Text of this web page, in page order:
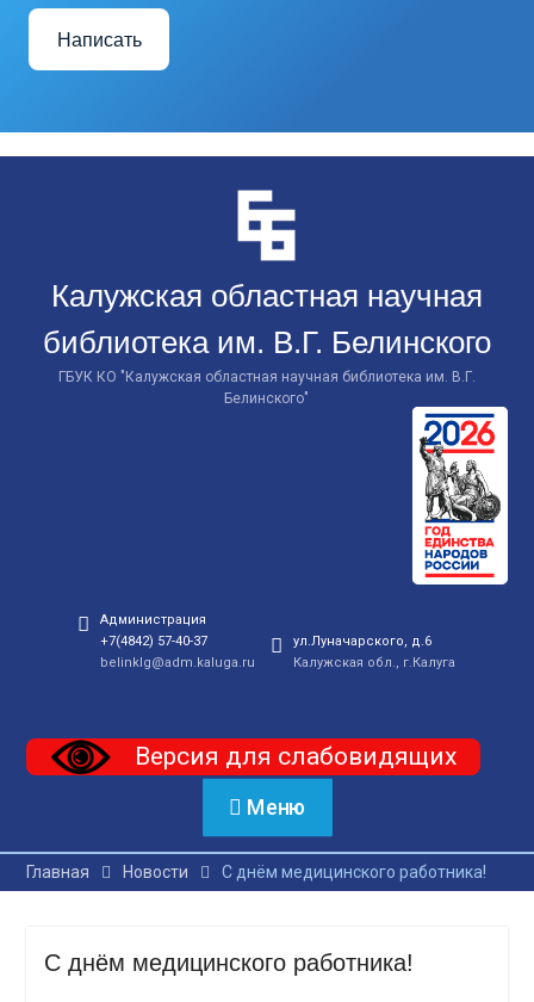
Написать
Калужская областная научная
библиотека им. В.Г. Белинского
ГБУК КО "Калужская областная научная библиотека им. В.Г.
Белинского"
Администрация
+7(4842) 57-40-37
belinklg@adm.kaluga.ru
ул.Луначарского, д.6
Калужская обл., г.Калуга
Версия для слабовидящих
Меню
Главная Новости С днём медицинского работника!
С днём медицинского работника!